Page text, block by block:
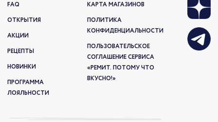
FAQ
ОТКРЫТИЯ
АКЦИИ
РЕЦЕПТЫ
НОВИНКИ
ПРОГРАММА
ЛОЯЛЬНОСТИ
КАРТА МАГАЗИНОВ
ПОЛИТИКА
КОНФИДЕНЦИАЛЬНОСТИ
ПОЛЬЗОВАТЕЛЬСКОЕ
СОГЛАШЕНИЕ СЕРВИСА
«РЕМИТ. ПОТОМУ ЧТО
ВКУСНО!»